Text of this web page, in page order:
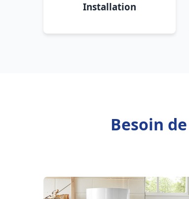
Installation
Besoin